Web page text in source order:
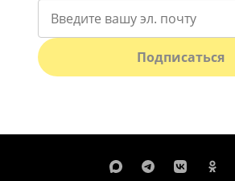
Подписаться